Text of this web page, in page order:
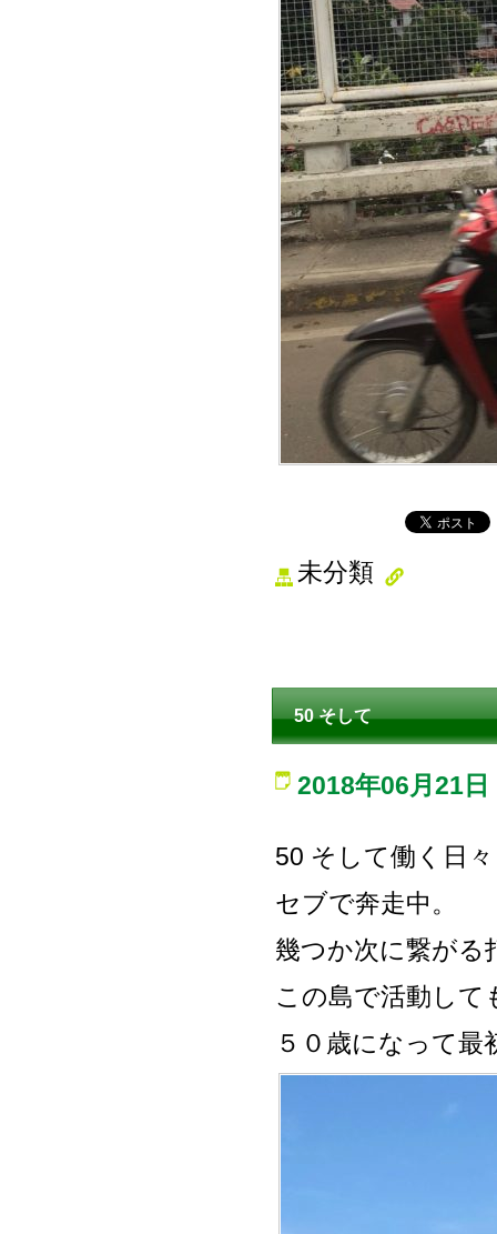
未分類
50 そして
2018年06月21日
50 そして働く日々
セブで奔走中。
幾つか次に繋がる
この島で活動して
５０歳になって